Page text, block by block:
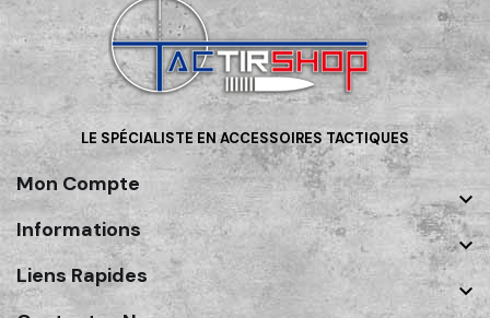
LE SPÉCIALISTE EN ACCESSOIRES TACTIQUES
Mon Compte

Informations

Liens Rapides
